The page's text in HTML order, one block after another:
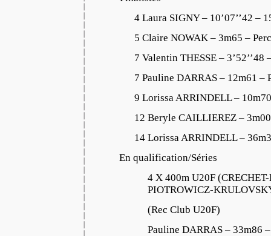
4 Laura SIGNY – 10’07’’42 –
5 Claire NOWAK – 3m65 –
7 Valentin THESSE –
7 Pauline DARRAS – 12m61 –
9 Lorissa ARRINDELL –
12 Beryle CAILLIEREZ –
14 Lorissa ARRINDELL –
En qualification/Séries
4 X 400m U20F
PIOTROWICZ-
(Rec Club U20F)
Pauline DARRAS – 33m86